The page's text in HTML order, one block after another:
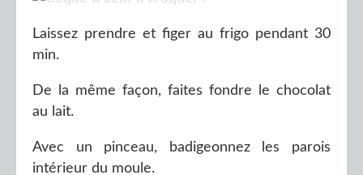
Laissez prendre et figer au frigo pendant 30
min.
De la même façon, faites fondre le chocolat
au lait.
Avec un pinceau, badigeonnez les parois
intérieur du moule.